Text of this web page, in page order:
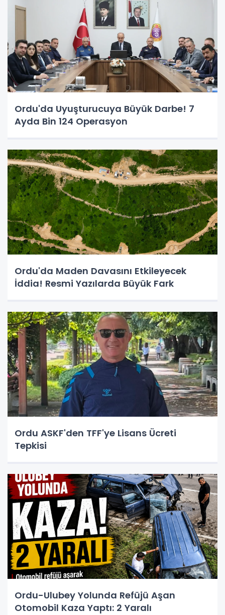
Ordu'da Uyuşturucuya Büyük Darbe! 7
Ayda Bin 124 Operasyon
Ordu'da Maden Davasını Etkileyecek
İddia! Resmi Yazılarda Büyük Fark
Ordu ASKF'den TFF'ye Lisans Ücreti
Tepkisi
Ordu-Ulubey Yolunda Refüjü Aşan
Otomobil Kaza Yaptı: 2 Yaralı